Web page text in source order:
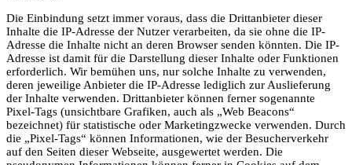
Die Einbindung setzt immer voraus, dass die Drittanbieter dieser
Inhalte die IP-Adresse der Nutzer verarbeiten, da sie ohne die IP-
Adresse die Inhalte nicht an deren Browser senden könnten. Die IP-
Adresse ist damit für die Darstellung dieser Inhalte oder Funktionen
erforderlich. Wir bemühen uns, nur solche Inhalte zu verwenden,
deren jeweilige Anbieter die IP-Adresse lediglich zur Auslieferung
der Inhalte verwenden. Drittanbieter können ferner sogenannte
Pixel-Tags (unsichtbare Grafiken, auch als „Web Beacons“
bezeichnet) für statistische oder Marketingzwecke verwenden. Durch
die „Pixel-Tags“ können Informationen, wie der Besucherverkehr
auf den Seiten dieser Webseite, ausgewertet werden. Die